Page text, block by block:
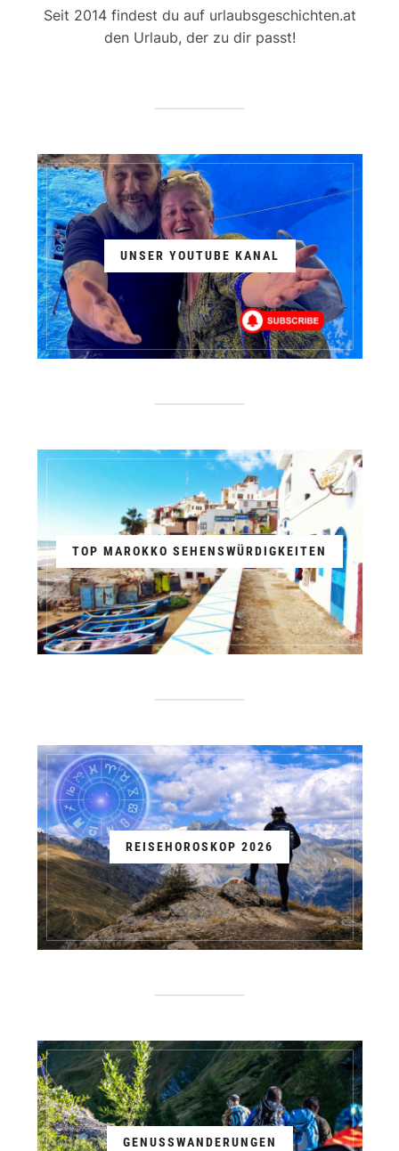
Seit 2014 findest du auf urlaubsgeschichten.at
den Urlaub, der zu dir passt!
UNSER YOUTUBE KANAL
TOP MAROKKO SEHENSWÜRDIGKEITEN
REISEHOROSKOP 2026
GENUSSWANDERUNGEN